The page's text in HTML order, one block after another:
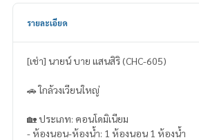
รายละเอียด
[เช่า] นายน์ บาย แสนสิริ (CHC-605)
🚗 ใกล้วงเวียนใหญ่
🏡 ประเภท: คอนโดมิเนียม
- ห้องนอน-ห้องน้ำ: 1 ห้องนอน 1 ห้องน้ำ